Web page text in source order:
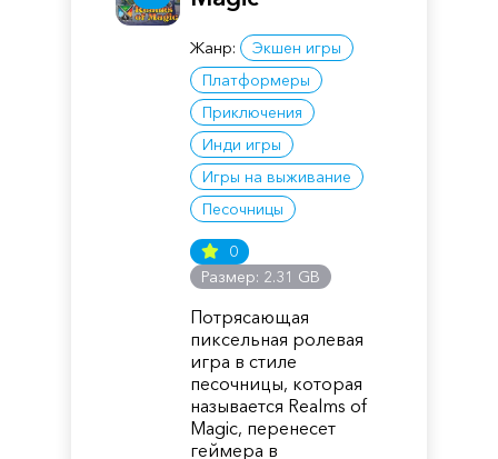
Жанр:
Экшен игры
Платформеры
Приключения
Инди игры
Игры на выживание
Песочницы
0
Размер: 2.31 GB
Потрясающая
пиксельная ролевая
игра в стиле
песочницы, которая
называется Realms of
Magic, перенесет
геймера в